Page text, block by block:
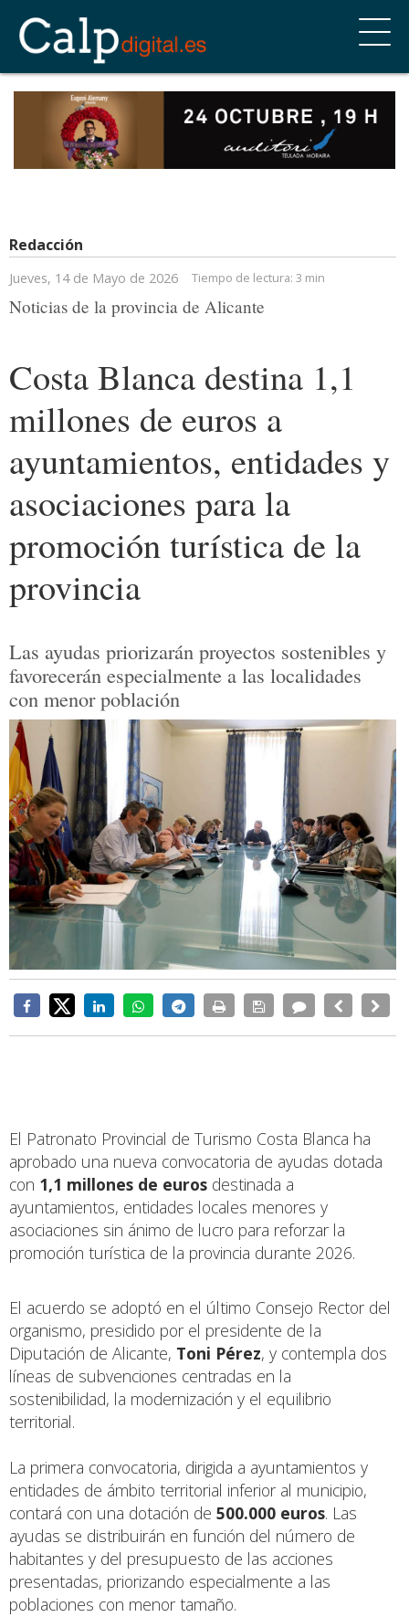
Redacción
Jueves, 14 de Mayo de 2026 Tiempo de lectura: 3 min
Noticias de la provincia de Alicante
Costa Blanca destina 1,1
millones de euros a
ayuntamientos, entidades y
asociaciones para la
promoción turística de la
provincia
Las ayudas priorizarán proyectos sostenibles y
favorecerán especialmente a las localidades
con menor población
El Patronato Provincial de Turismo Costa Blanca ha
aprobado una nueva convocatoria de ayudas dotada
con 1,1 millones de euros destinada a
ayuntamientos, entidades locales menores y
asociaciones sin ánimo de lucro para reforzar la
promoción turística de la provincia durante 2026.
El acuerdo se adoptó en el último Consejo Rector del
organismo, presidido por el presidente de la
Diputación de Alicante, Toni Pérez, y contempla dos
líneas de subvenciones centradas en la
sostenibilidad, la modernización y el equilibrio
territorial.
La primera convocatoria, dirigida a ayuntamientos y
entidades de ámbito territorial inferior al municipio,
contará con una dotación de 500.000 euros. Las
ayudas se distribuirán en función del número de
habitantes y del presupuesto de las acciones
presentadas, priorizando especialmente a las
poblaciones con menor tamaño.